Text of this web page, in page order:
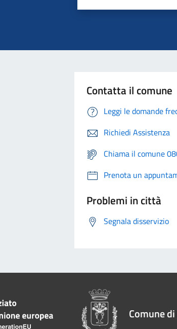
Contatta il comune
Leggi le domande
Richiedi Assistenza
Chiama il comune
Prenota un
Problemi in città
Segnala disservizio
Comune